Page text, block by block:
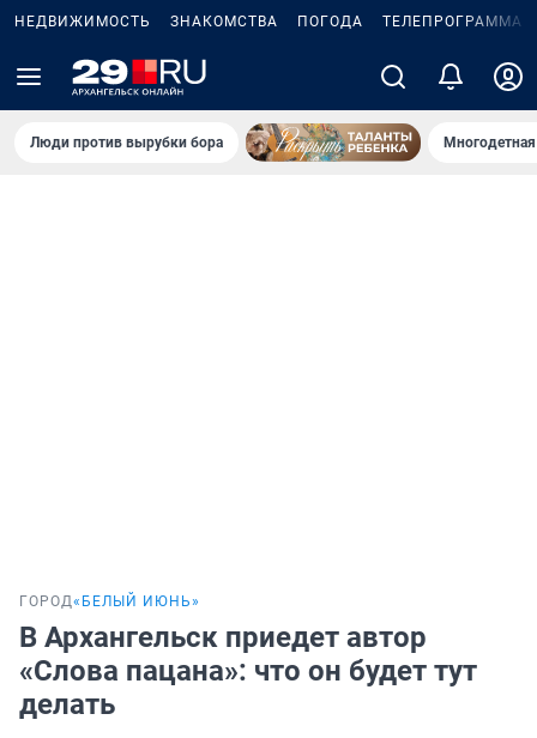
НЕДВИЖИМОСТЬ ЗНАКОМСТВА ПОГОДА ТЕЛЕПРОГРАММА
Люди против вырубки бора
ГОРОД«‎БЕЛЫЙ ИЮНЬ»
В Архангельск приедет автор
«Слова пацана»: что он будет тут
делать